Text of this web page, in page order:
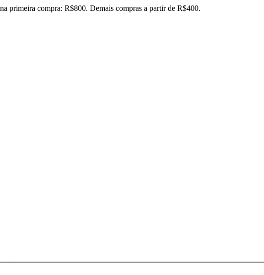
primeira compra: R$800. Demais compras a partir de R$400.